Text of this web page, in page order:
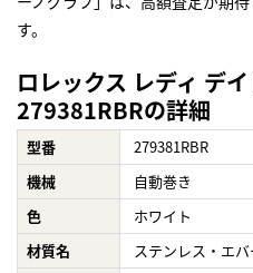
す。
ロレックス レディ デ
279381RBRの詳細
型番
279381RBR
機械
自動巻き
色
ホワイト
材質名
ステンレス・エ